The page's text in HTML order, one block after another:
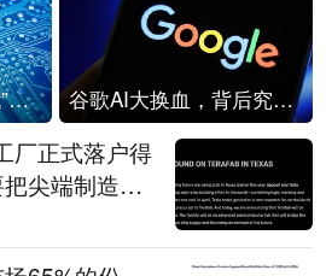
美国也要搞“国产替代”？先算清三笔账 谷歌AI大换血，背后究竟发生了什么？
厂正式落户得
尖端制造带